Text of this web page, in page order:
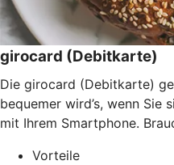
girocard (Debitkarte)
Die girocard (Debitkarte)
bequemer wird’s, wenn
mit Ihrem Smartphone.
Vorteile